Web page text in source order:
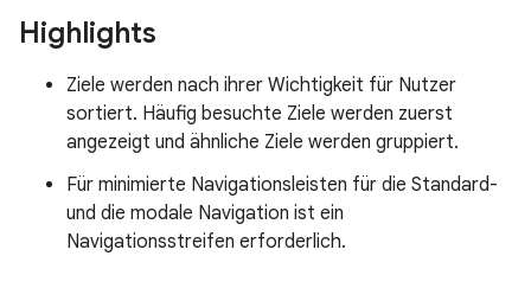
Highlights
Ziele werden nach ihrer Wichtigkeit für Nutzer
sortiert. Häufig besuchte Ziele werden zuerst
angezeigt und ähnliche Ziele werden gruppiert.
Für minimierte Navigationsleisten für die Standard-
und die modale Navigation ist ein
Navigationsstreifen erforderlich.